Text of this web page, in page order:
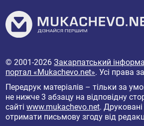
© 2001-2026Закарпатський
портал «Mukachevo.net». Усі права
Передрук матеріалів – тільки за
не нижче 3 абзацу на відповідну
сайтіwww.mukachevo.net.
отримати письмову згоду від